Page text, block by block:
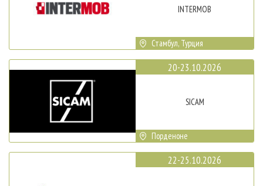
INTERMOB
Стамбул, Турция
20-23.10.2026
SICAM
Порденоне
22-25.10.2026